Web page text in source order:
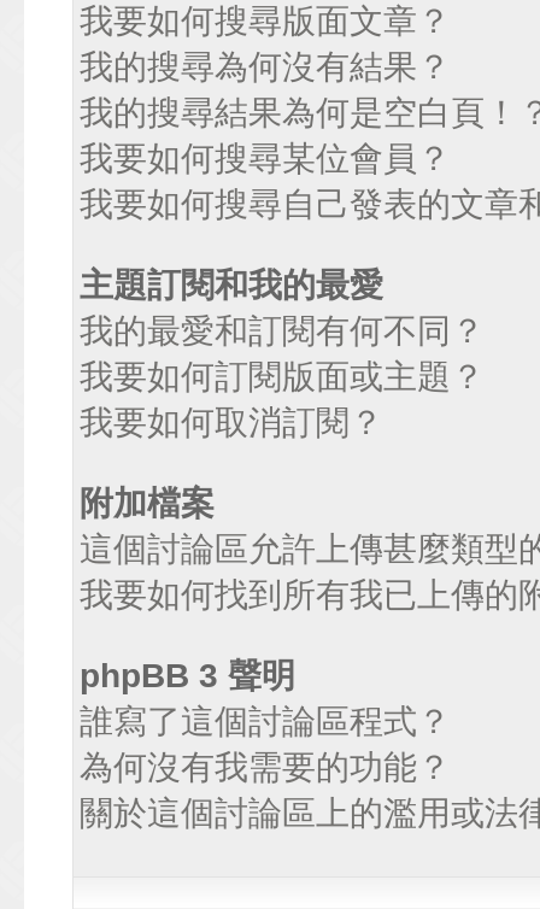
我要如何搜尋版面文章？
我的搜尋為何沒有結果？
我的搜尋結果為何是空白頁！
我要如何搜尋某位會員？
我要如何搜尋自己發表的文章
主題訂閱和我的最愛
我的最愛和訂閱有何不同？
我要如何訂閱版面或主題？
我要如何取消訂閱？
附加檔案
這個討論區允許上傳甚麼類型
我要如何找到所有我已上傳的
phpBB 3 聲明
誰寫了這個討論區程式？
為何沒有我需要的功能？
關於這個討論區上的濫用或法